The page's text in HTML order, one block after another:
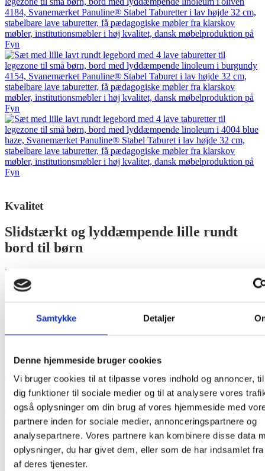
Samtykke Detaljer
Denne hjemmeside bruger cookies
Vi bruger cookies til at tilpasse vores indhold og annoncer,
dig funktioner til sociale medier og til at analysere vores
også oplysninger om din brug af vores hjemmeside med
partnere inden for sociale medier, annonceringspartnere og
analysepartnere. Vores partnere kan kombinere disse data
oplysninger, du har givet dem, eller som de har indsamlet
af deres tjenester.
Kvalitet
Slidstærkt og lyddæmpende lille rundt
bord til børn
Få lyddæmpende indretning med vores
Runde Bord i birkefinér med klar lak.
naturmateriale, som fås i
24 flotte farverog er nemt at
naturmateriale, der erholdbart , bidrager til
bakteriehæmmende, antistatisk, selvhelende
støjreducerende.
Få en pædagogisk indretningmed et lavt rundt bord af certificeret
træmed lang levetid , hvor bordben kan spændes efter viamuffer
og skruerog letudskiftes.
Det Runde Bord med lyddæmpende linoleum er et
indendørsmøbel, som ikke må udsættes for vand og fugt.